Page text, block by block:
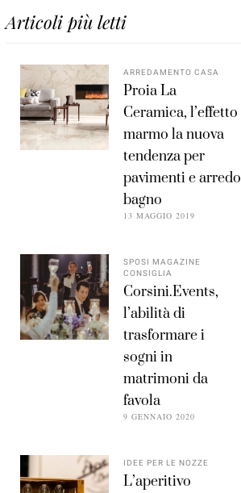
Articoli più letti
ARREDAMENTO CASA
Proia La
Ceramica, l’effetto
marmo la nuova
tendenza per
pavimenti e arredo
bagno
13 MAGGIO 2019
SPOSI MAGAZINE
CONSIGLIA
Corsini.Events,
l’abilità di
trasformare i
sogni in
matrimoni da
favola
9 GENNAIO 2020
IDEE PER LE NOZZE
L’aperitivo